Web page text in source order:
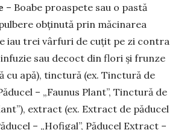
– Boabe proaspete sau o pastă
obținută prin mă­cinarea
iau trei vârfuri de cuțit pe zi contra
sau decoct din flori și frunze
cu apă), tinctură (ex. Tinctură de
– „Fau­nus Plant”, Tinctură de
ex­tract (ex. Extract de păducel
– „Hofigal”, Păducel Extract –